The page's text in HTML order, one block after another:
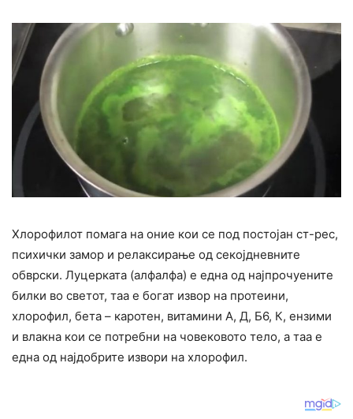
Хлорофилот помага на оние кои се под постојан ст-рес,
психички замор и релаксирање од секојдневните
обврски. Луцерката (алфалфа) е една од најпрочуените
билки во светот, таа е богат извор на протеини,
хлорофил, бета – каротен, витамини А, Д, Б6, К, ензими
и влакна кои се потребни на човековото тело, а таа е
една од најдобрите извори на хлорофил.